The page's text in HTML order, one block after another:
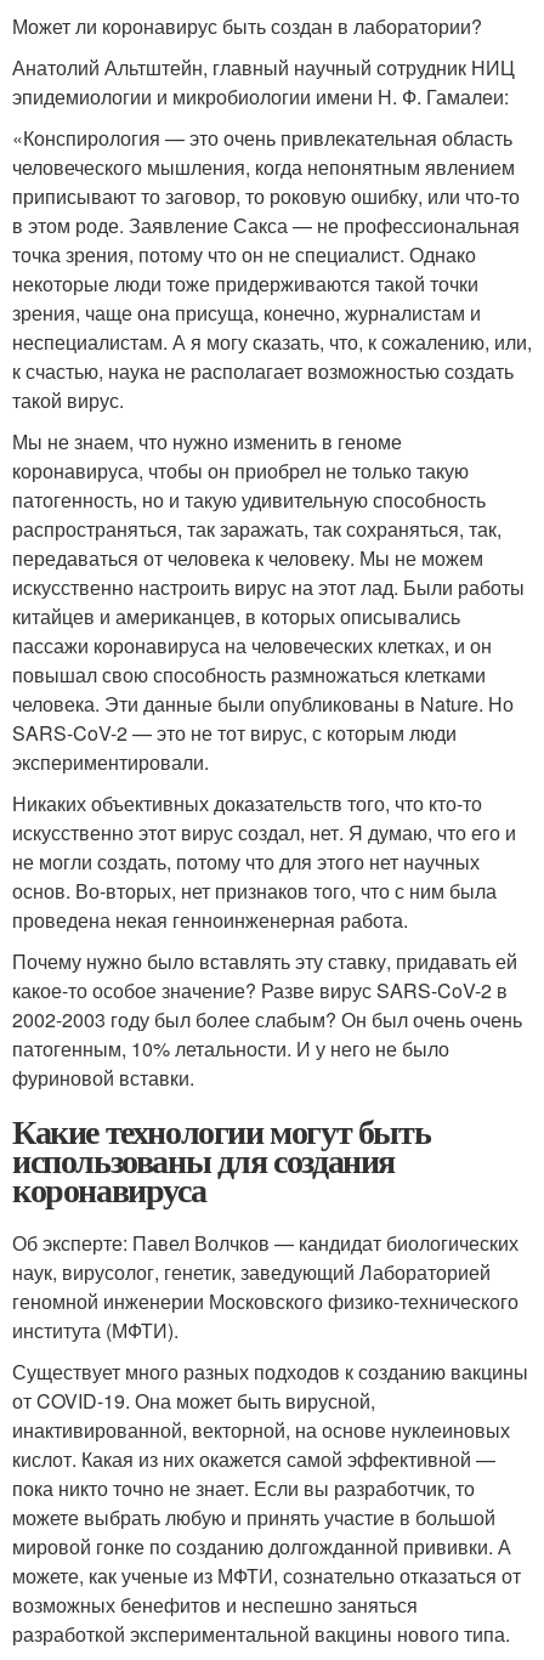
Может ли коронавирус быть создан в лаборатории?
Анатолий Альтштейн, главный научный сотрудник НИЦ
эпидемиологии и микробиологии имени Н. Ф. Гамалеи:
«Конспирология — это очень привлекательная область
человеческого мышления, когда непонятным явлением
приписывают то заговор, то роковую ошибку, или что-то
в этом роде. Заявление Сакса — не профессиональная
точка зрения, потому что он не специалист. Однако
некоторые люди тоже придерживаются такой точки
зрения, чаще она присуща, конечно, журналистам и
неспециалистам. А я могу сказать, что, к сожалению, или,
к счастью, наука не располагает возможностью создать
такой вирус.
Мы не знаем, что нужно изменить в геноме
коронавируса, чтобы он приобрел не только такую
патогенность, но и такую удивительную способность
распространяться, так заражать, так сохраняться, так,
передаваться от человека к человеку. Мы не можем
искусственно настроить вирус на этот лад. Были работы
китайцев и американцев, в которых описывались
пассажи коронавируса на человеческих клетках, и он
повышал свою способность размножаться клетками
человека. Эти данные были опубликованы в Nature. Но
SARS-CoV-2 — это не тот вирус, с которым люди
экспериментировали.
Никаких объективных доказательств того, что кто-то
искусственно этот вирус создал, нет. Я думаю, что его и
не могли создать, потому что для этого нет научных
основ. Во-вторых, нет признаков того, что с ним была
проведена некая генноинженерная работа.
Почему нужно было вставлять эту ставку, придавать ей
какое-то особое значение? Разве вирус SARS-CoV-2 в
2002-2003 году был более слабым? Он был очень очень
патогенным, 10% летальности. И у него не было
фуриновой вставки.
Какие технологии могут быть
использованы для создания
коронавируса
Об эксперте: Павел Волчков — кандидат биологических
наук, вирусолог, генетик, заведующий Лабораторией
геномной инженерии Московского физико-технического
института (МФТИ).
Существует много разных подходов к созданию вакцины
от COVID-19. Она может быть вирусной,
инактивированной, векторной, на основе нуклеиновых
кислот. Какая из них окажется самой эффективной —
пока никто точно не знает. Если вы разработчик, то
можете выбрать любую и принять участие в большой
мировой гонке по созданию долгожданной прививки. А
можете, как ученые из МФТИ, сознательно отказаться от
возможных бенефитов и неспешно заняться
разработкой экспериментальной вакцины нового типа.